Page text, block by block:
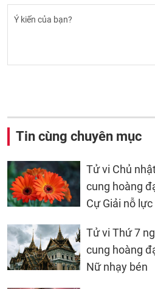
Tin cùng chuyên mục
Tử vi Chủ
cung hoàng
Cự Giải nỗ lực
Tử vi Thứ 7
cung hoàng
Nữ nhạy bén